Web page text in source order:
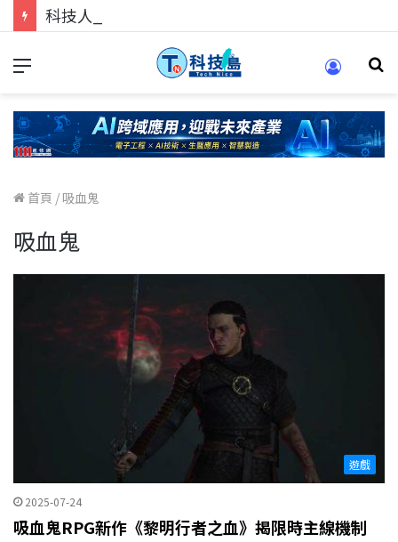
首頁 / 吸血鬼
吸血鬼
遊戲
2025-07-24
吸血鬼RPG新作《黎明行者之血》揭限時主線機制